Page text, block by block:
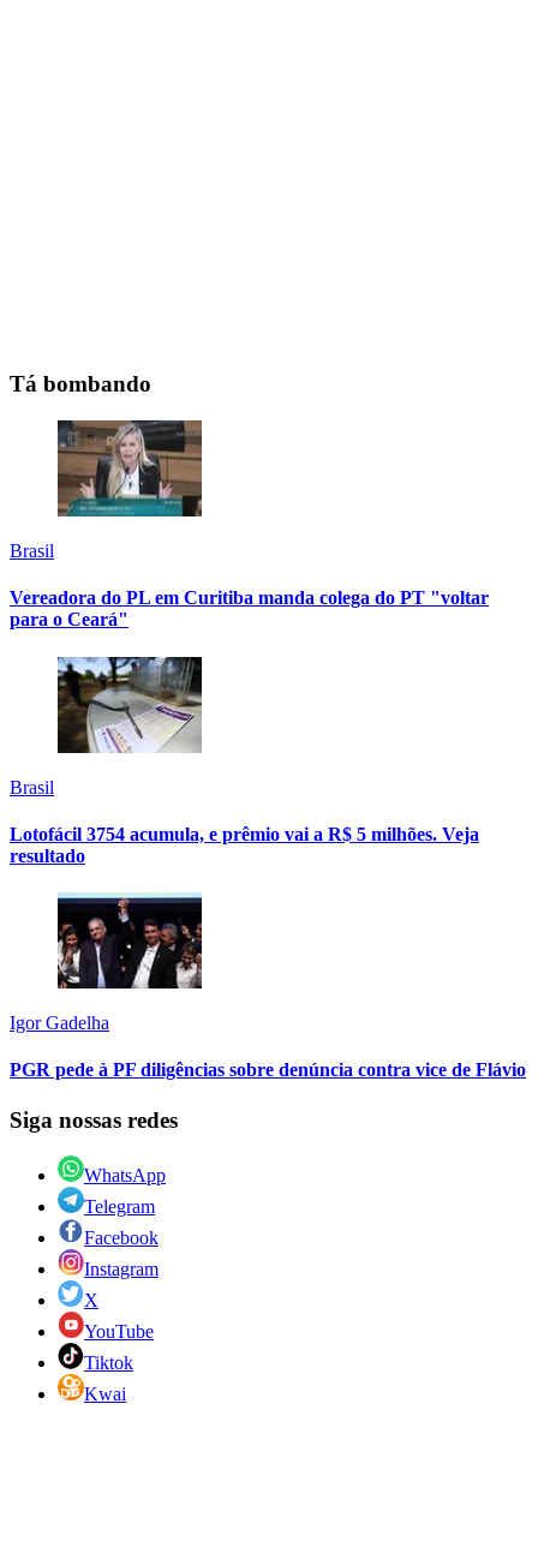
Tá bombando
Brasil
Vereadora do PL em Curitiba manda colega do PT "voltar
para o Ceará"
Brasil
Lotofácil 3754 acumula, e prêmio vai a R$ 5 milhões. Veja
resultado
Igor Gadelha
PGR pede à PF diligências sobre denúncia contra vice de Flávio
Siga nossas redes
WhatsApp
Telegram
Facebook
Instagram
X
YouTube
Tiktok
Kwai